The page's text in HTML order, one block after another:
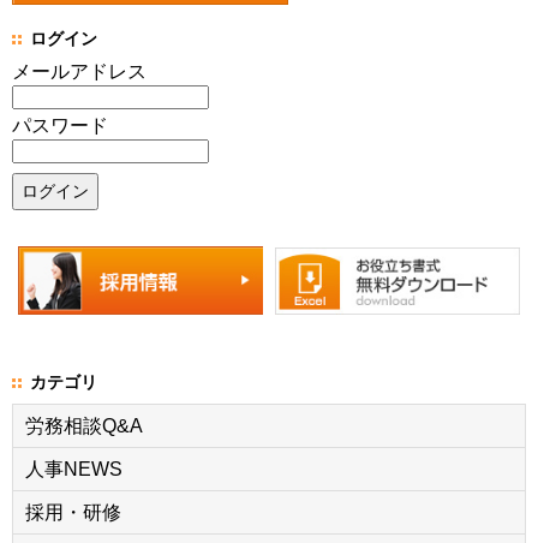
ログイン
メールアドレス
パスワード
カテゴリ
労務相談Q&A
人事NEWS
採用・研修